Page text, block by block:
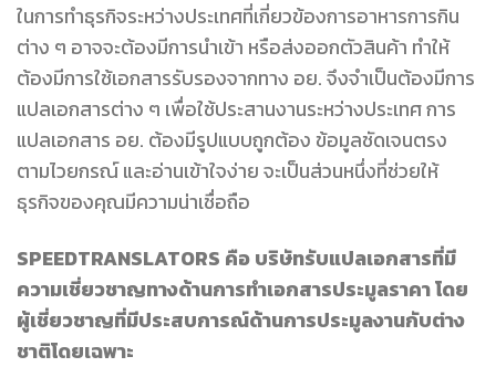
ในการทำธุรกิจระหว่างประเทศที่เกี่ยวข้องการอาหารการกิน
ต่าง ๆ อาจจะต้องมีการนำเข้า หรือส่งออกตัวสินค้า ทำให้
ต้องมีการใช้เอกสารรับรองจากทาง อย. จึงจำเป็นต้องมีการ
แปลเอกสารต่าง ๆ เพื่อใช้ประสานงานระหว่างประเทศ การ
แปลเอกสาร อย. ต้องมีรูปแบบถูกต้อง ข้อมูลชัดเจนตรง
ตามไวยกรณ์ และอ่านเข้าใจง่าย จะเป็นส่วนหนึ่งที่ช่วยให้
ธุรกิจของคุณมีความน่าเชื่อถือ
SPEEDTRANSLATORS คือ บริษัทรับแปลเอกสารที่มี
ความเชี่ยวชาญทางด้านการทำเอกสารประมูลราคา โดย
ผู้เชี่ยวชาญที่มีประสบการณ์ด้านการประมูลงานกับต่าง
ชาติโดยเฉพาะ